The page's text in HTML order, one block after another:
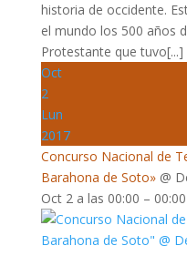
historia de occidente.
el mundo los 500 años
Protestante que tuvo[...]
Oct
2
Lun
2017
Concurso Nacional de
Barahona de Soto» @
Oct 2 a las 00:00 – 00:00